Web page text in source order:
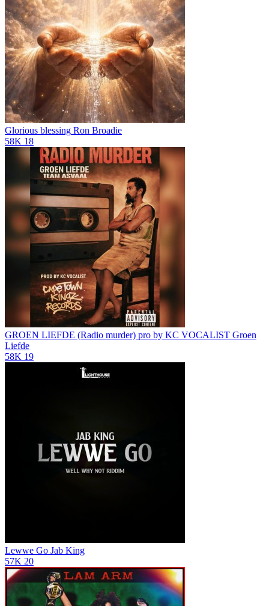
Glorious blessing Ron Broadie
58K 18
GROEN LIEFDE (Radio murder) pro by KC VOCALIST Groen
Liefde
58K 19
Lewwe Go Jab King
57K 20